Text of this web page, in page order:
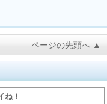
ページの先頭へ ▲
ね！